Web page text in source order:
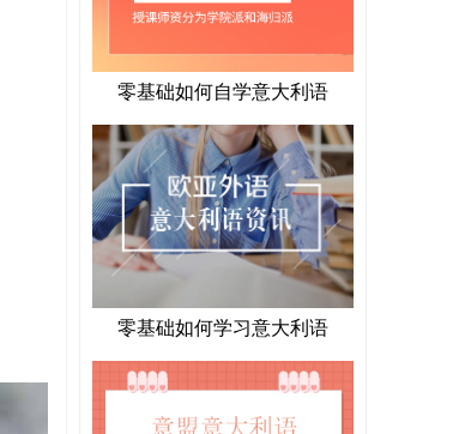
零基础如何自学意大利语
零基础如何学习意大利语